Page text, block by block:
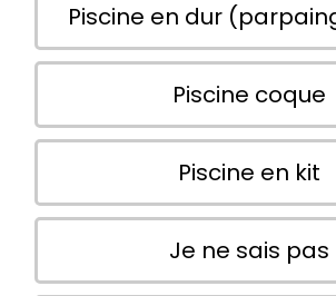
Piscine en dur
Piscine coque
Piscine en kit
Je ne sais pas